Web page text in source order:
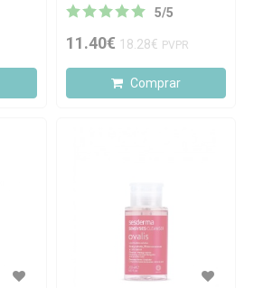
5/5
11.40€ 18.28€ PVPR
Comprar